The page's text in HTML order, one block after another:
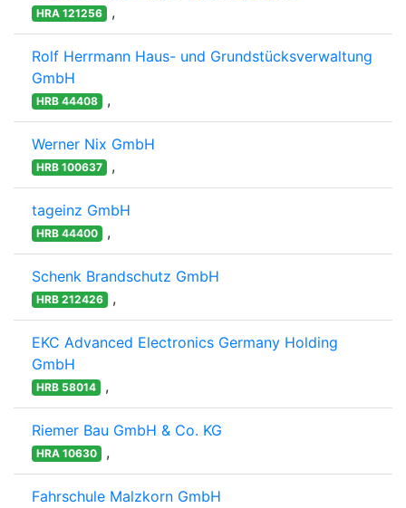
HRA 121256 ,
Rolf Herrmann Haus- und Grundstücksverwaltung
GmbH
HRB 44408 ,
Werner Nix GmbH
HRB 100637 ,
tageinz GmbH
HRB 44400 ,
Schenk Brandschutz GmbH
HRB 212426 ,
EKC Advanced Electronics Germany Holding
GmbH
HRB 58014 ,
Riemer Bau GmbH & Co. KG
HRA 10630 ,
Fahrschule Malzkorn GmbH